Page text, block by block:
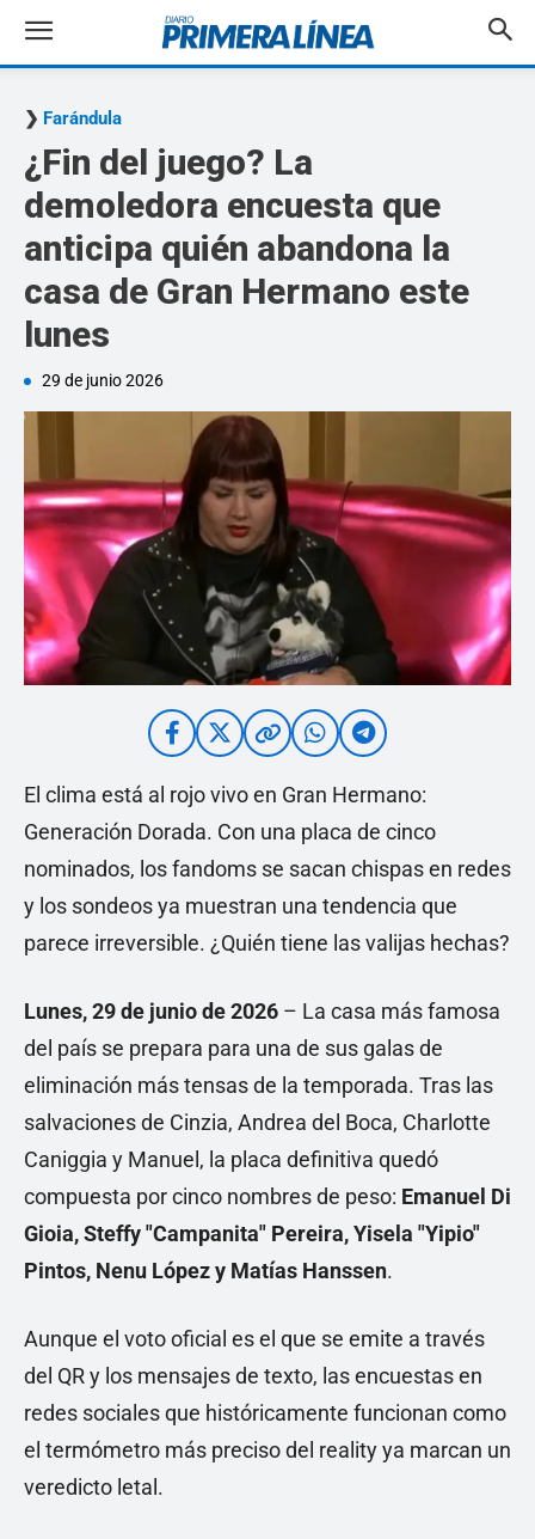
Farándula
¿Fin del juego? La
demoledora encuesta que
anticipa quién abandona la
casa de Gran Hermano este
lunes
29 de junio 2026
El clima está al rojo vivo en Gran Hermano:
Generación Dorada. Con una placa de cinco
nominados, los fandoms se sacan chispas en redes
y los sondeos ya muestran una tendencia que
parece irreversible. ¿Quién tiene las valijas hechas?
Lunes, 29 de junio de 2026 – La casa más famosa
del país se prepara para una de sus galas de
eliminación más tensas de la temporada. Tras las
salvaciones de Cinzia, Andrea del Boca, Charlotte
Caniggia y Manuel, la placa definitiva quedó
compuesta por cinco nombres de peso: Emanuel Di
Gioia, Steffy "Campanita" Pereira, Yisela "Yipio"
Pintos, Nenu López y Matías Hanssen.
Aunque el voto oficial es el que se emite a través
del QR y los mensajes de texto, las encuestas en
redes sociales que históricamente funcionan como
el termómetro más preciso del reality ya marcan un
veredicto letal.